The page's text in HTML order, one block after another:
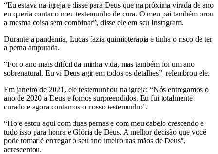
“Eu estava na igreja e disse para Deus que na próxima virada de ano
eu queria contar o meu testemunho de cura. O meu pai também orou
a mesma coisa sem combinar”, disse ele em seu Instagram.
Durante a pandemia, Lucas fazia quimioterapia e tinha o risco de ter
a perna amputada.
“Foi o ano mais difícil da minha vida, mas também foi um ano
sobrenatural. Eu vi Deus agir em todos os detalhes”, relembrou ele.
Em janeiro de 2021, ele testemunhou na igreja: “Nós entregamos o
ano de 2020 a Deus e fomos surpreendidos. Eu fui totalmente
curado e agora contamos o nosso testemunho”.
“Hoje estou aqui com duas pernas e com meu cabelo crescendo e
tudo isso para honra e Glória de Deus. A melhor decisão que você
pode tomar é entregar o seu ano inteiro nas mãos de Deus”,
acrescentou.